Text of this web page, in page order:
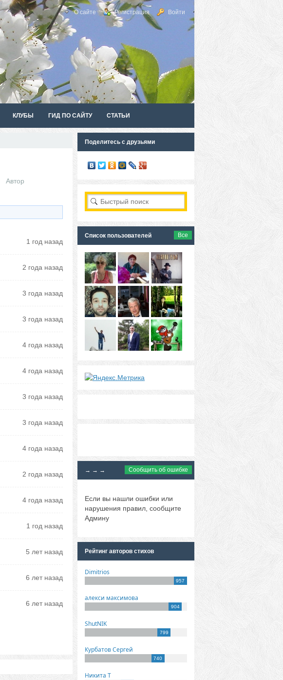
О сайте Регистрация Войти
КЛУБЫ ГИД ПО САЙТУ СТАТЬИ
Автор
1 год назад
2 года назад
3 года назад
3 года назад
4 года назад
4 года назад
3 года назад
3 года назад
4 года назад
2 года назад
4 года назад
1 год назад
5 лет назад
6 лет назад
6 лет назад
Поделитесь с друзьями
Список пользователей Все
→ → → Сообщить об ошибке
Если вы нашли ошибки или
нарушения правил, сообщите
Админу
Рейтинг авторов стихов
Dimitrios
957
алекси максимова
904
ShutNIK
799
Курбатов Сергей
740
Никита Т